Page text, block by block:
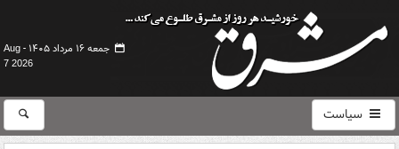
جمعه ۱۶ مرداد ۱۴۰۵ -
Aug
7 2026
سیاست